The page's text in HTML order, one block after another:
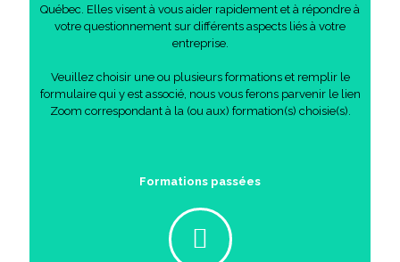
Québec. Elles visent à vous aider rapidement et à répondre à
votre questionnement sur différents aspects liés à votre
entreprise.
Veuillez choisir une ou plusieurs formations et remplir le
formulaire qui y est associé, nous vous ferons parvenir le lien
Zoom correspondant à la (ou aux) formation(s) choisie(s).
Formations passées